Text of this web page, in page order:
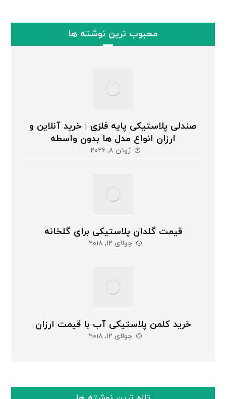
محبوب ترین نوشته ها
صندلی پلاستیکی پایه فلزی | خرید آنلاین و
ارزان انواع مدل ها بدون واسطه
ژوئن ۸, ۲۰۲۶
قیمت گلدان پلاستیکی برای گلخانه
جولای ۱۲, ۲۰۱۸
خرید کلمن پلاستیکی آب با قیمت ارزان
جولای ۱۲, ۲۰۱۸